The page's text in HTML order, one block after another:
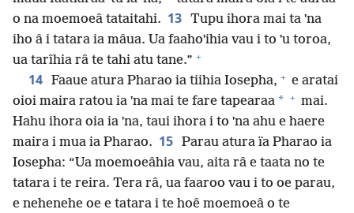
o na moemoeâ tataitahi. 13 Tupu ihora mai ta ˈna
iho â i tatara ia mâua. Ua faahoˈihia vau i to ˈu toroa,
ua tarîhia râ te tahi atu tane.” +
14 Faaue atura Pharao ia tiihia Iosepha, + e aratai
oioi maira ratou ia ˈna mai te fare tapearaa * + mai.
Hahu ihora oia ia ˈna, taui ihora i to ˈna ahu e haere
maira i mua ia Pharao. 15 Parau atura ïa Pharao ia
Iosepha: “Ua moemoeâhia vau, aita râ e taata no te
tatara i te reira. Tera râ, ua faaroo vau i to oe parau,
e nehenehe oe e tatara i te hoê moemoeâ o te